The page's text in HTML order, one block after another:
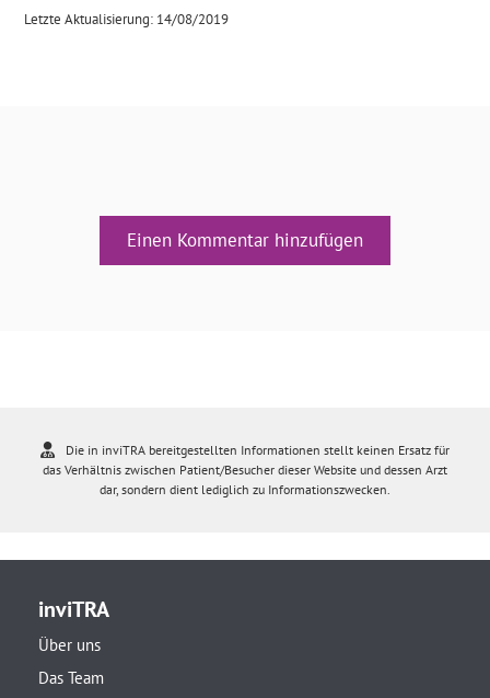
Letzte Aktualisierung: 14/08/2019
Einen Kommentar hinzufügen
Die in inviTRA bereitgestellten Informationen stellt keinen Ersatz für
das Verhältnis zwischen Patient/Besucher dieser Website und dessen Arzt
dar, sondern dient lediglich zu Informationszwecken.
inviTRA
Über uns
Das Team